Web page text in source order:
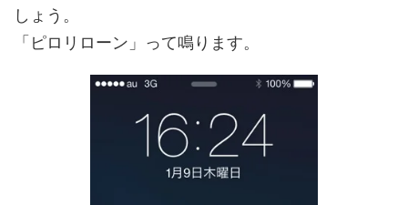
しょう。
「ピロリローン」って鳴ります。